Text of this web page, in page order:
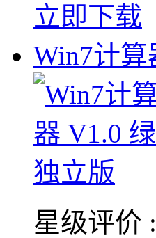
立即下载
Win7计
星级评价 :